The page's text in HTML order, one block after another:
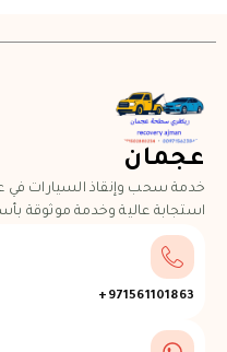
عجمان
خدمة سحب وإنقاذ السيارات في
استجابة عالية وخدمة موثوقة
971561101863+